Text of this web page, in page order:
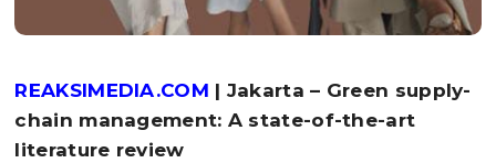
REAKSIMEDIA.COM | Jakarta – Green supply-
chain management: A state-of-the-art
literature review